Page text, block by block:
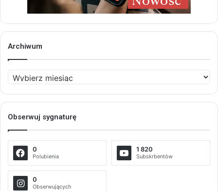
Archiwum
Archiwum
Obserwuj sygnaturę
0
Polubienia
1 820
Subskrbentów
0
Obserwujących